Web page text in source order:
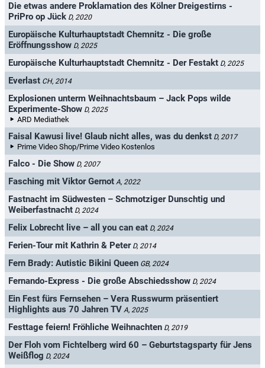
Die etwas andere Proklamation des Kölner Dreigestirns -
PriPro op Jück D, 2020
Europäische Kulturhauptstadt Chemnitz - Die große
Eröffnungsshow D, 2025
Europäische Kulturhauptstadt Chemnitz - Der Festakt D, 2025
Everlast CH, 2014
Explosionen unterm Weihnachtsbaum – Jack Pops wilde
Experimente-Show D, 2025
ARD Mediathek
Faisal Kawusi live! Glaub nicht alles, was du denkst D, 2017
Prime Video Shop/Prime Video Kostenlos
Falco - Die Show D, 2007
Fasching mit Viktor Gernot A, 2022
Fastnacht im Südwesten – Schmotziger Dunschtig und
Weiberfastnacht D, 2024
Felix Lobrecht live – all you can eat D, 2024
Ferien-Tour mit Kathrin & Peter D, 2014
Fern Brady: Autistic Bikini Queen GB, 2024
Fernando-Express - Die große Abschiedsshow D, 2024
Ein Fest fürs Fernsehen – Vera Russwurm präsentiert
Highlights aus 70 Jahren TV A, 2025
Festtage feiern! Fröhliche Weihnachten D, 2019
Der Floh vom Fichtelberg wird 60 – Geburtstagsparty für Jens
Weißflog D, 2024